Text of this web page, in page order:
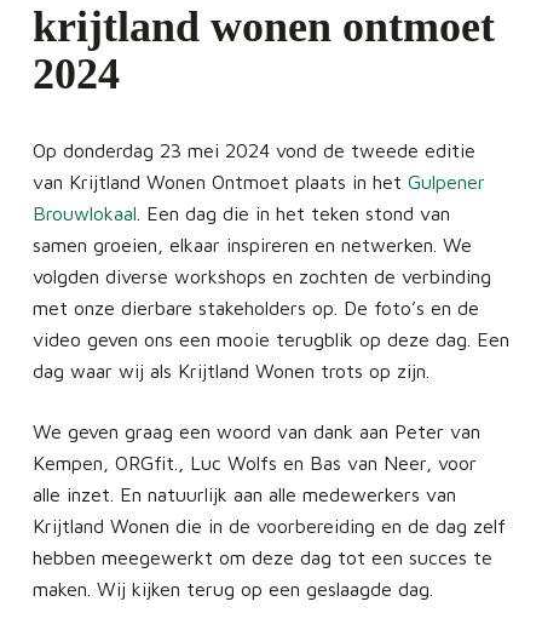
krijtland wonen ontmoet
2024
Op donderdag 23 mei 2024 vond de tweede editie
van Krijtland Wonen Ontmoet plaats in het Gulpener
Brouwlokaal . Een dag die in het teken stond van
samen groeien, elkaar inspireren en netwerken. We
volgden diverse workshops en zochten de verbinding
met onze dierbare stakeholders op. De foto’s en de
video geven ons een mooie terugblik op deze dag. Een
dag waar wij als Krijtland Wonen trots op zijn.
We geven graag een woord van dank aan Peter van
Kempen, ORGfit., Luc Wolfs en Bas van Neer, voor
alle inzet. En natuurlijk aan alle medewerkers van
Krijtland Wonen die in de voorbereiding en de dag zelf
hebben meegewerkt om deze dag tot een succes te
maken. Wij kijken terug op een geslaagde dag.